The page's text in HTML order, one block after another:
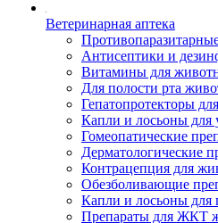
Ветеринарная аптека
Антисептики и
Витамины для
Для полости рта
Гепатопротекторы
Капли и лосьоны
Гомеопатические
Дерматологические
Контрацепция для
Обезболивающие
Капли и лосьоны для
Препараты для ЖКТ